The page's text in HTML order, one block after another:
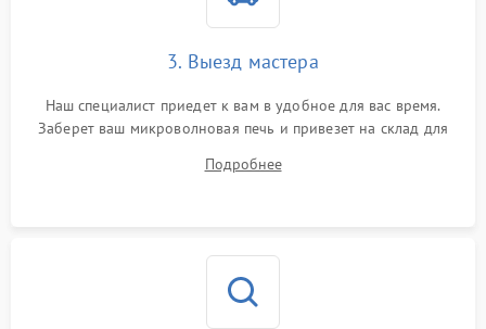
3. Выезд мастера
Наш специалист приедет к вам в удобное для вас время.
Заберет ваш микроволновая печь и привезет на склад для
Подробнее